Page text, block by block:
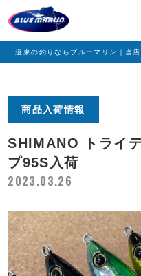
道東の釣りならブルーマリン｜当
商品入荷情報
SHIMANO トライ
プ95S入荷
2023.03.26